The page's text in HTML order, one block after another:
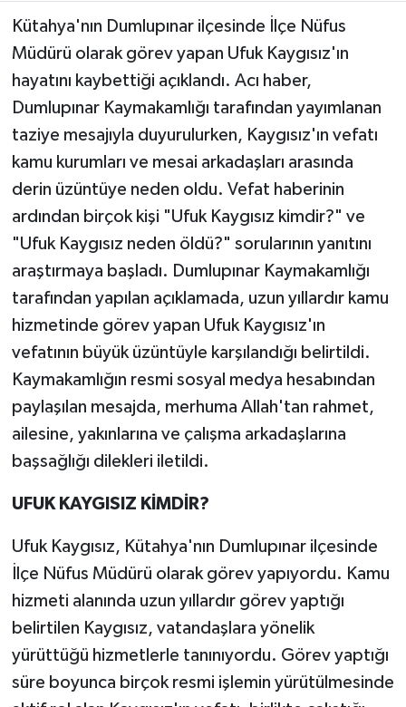
Kütahya'nın Dumlupınar ilçesinde İlçe Nüfus
Müdürü olarak görev yapan Ufuk Kaygısız'ın
hayatını kaybettiği açıklandı. Acı haber,
Dumlupınar Kaymakamlığı tarafından yayımlanan
taziye mesajıyla duyurulurken, Kaygısız'ın vefatı
kamu kurumları ve mesai arkadaşları arasında
derin üzüntüye neden oldu. Vefat haberinin
ardından birçok kişi "Ufuk Kaygısız kimdir?" ve
"Ufuk Kaygısız neden öldü?" sorularının yanıtını
araştırmaya başladı. Dumlupınar Kaymakamlığı
tarafından yapılan açıklamada, uzun yıllardır kamu
hizmetinde görev yapan Ufuk Kaygısız'ın
vefatının büyük üzüntüyle karşılandığı belirtildi.
Kaymakamlığın resmi sosyal medya hesabından
paylaşılan mesajda, merhuma Allah'tan rahmet,
ailesine, yakınlarına ve çalışma arkadaşlarına
başsağlığı dilekleri iletildi.
UFUK KAYGISIZ KİMDİR?
Ufuk Kaygısız, Kütahya'nın Dumlupınar ilçesinde
İlçe Nüfus Müdürü olarak görev yapıyordu. Kamu
hizmeti alanında uzun yıllardır görev yaptığı
belirtilen Kaygısız, vatandaşlara yönelik
yürüttüğü hizmetlerle tanınıyordu. Görev yaptığı
süre boyunca birçok resmi işlemin yürütülmesinde
SürManşet
Yaşam
KAHRAMANMARAŞ